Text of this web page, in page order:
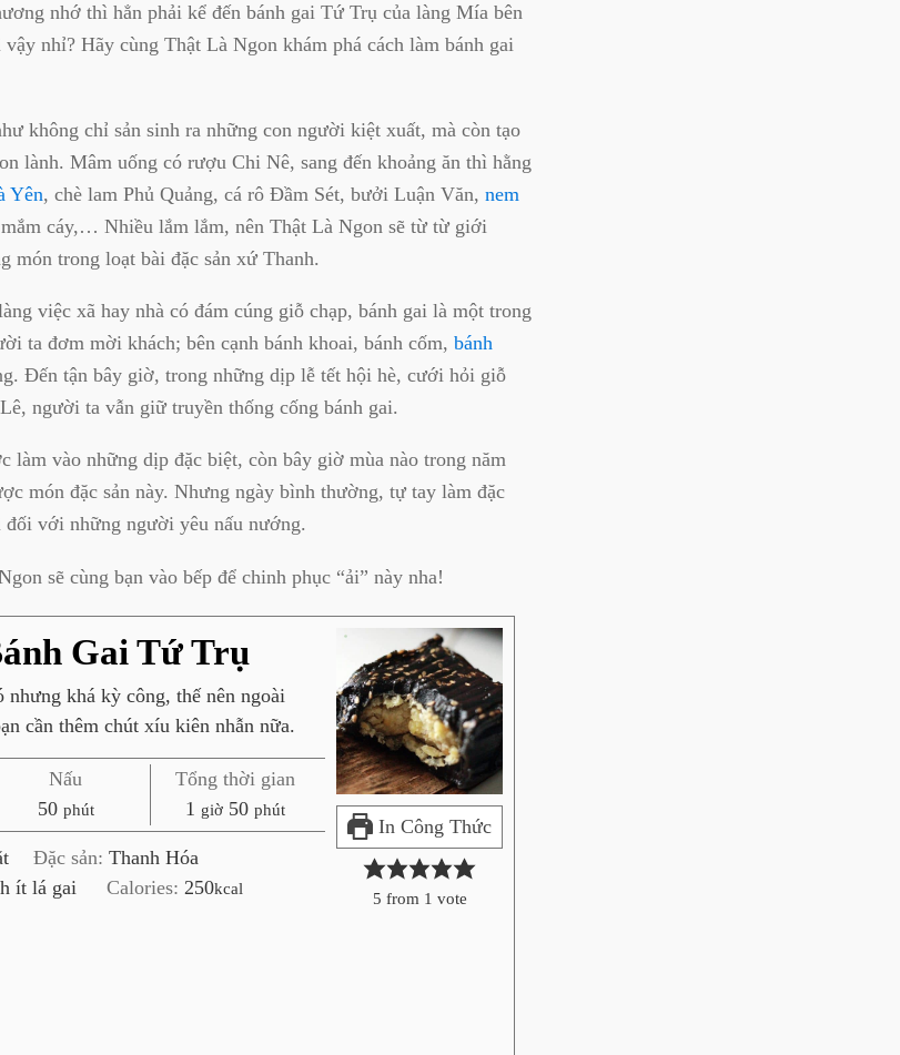
nhớ thì hẳn phải kể đến bánh gai Tứ Trụ của làng Mía bên
nhỉ? Hãy cùng Thật Là Ngon khám phá cách làm bánh gai
không chỉ sản sinh ra những con người kiệt xuất, mà còn tạo
lành. Mâm uống có rượu Chi Nê, sang đến khoảng ăn thì hằng
Yên, chè lam Phủ Quảng, cá rô Đầm Sét, bưởi Luận Văn, nem
cáy,… Nhiều lắm lắm, nên Thật Là Ngon sẽ từ từ giới
món trong loạt bài đặc sản xứ Thanh.
việc xã hay nhà có đám cúng giỗ chạp, bánh gai là một trong
ta đơm mời khách; bên cạnh bánh khoai, bánh cốm, bánh
Đến tận bây giờ, trong những dịp lễ tết hội hè, cưới hỏi giỗ
người ta vẫn giữ truyền thống cống bánh gai.
làm vào những dịp đặc biệt, còn bây giờ mùa nào trong năm
món đặc sản này. Nhưng ngày bình thường, tự tay làm đặc
với những người yêu nấu nướng.
sẽ cùng bạn vào bếp để chinh phục “ải” này nha!
In Công Thức
5 from 1 vote
Gai Tứ Trụ
khá kỳ công, thế nên ngoài
cần thêm chút xíu kiên nhẫn nữa.
Nấu
50p
h
ú
t
phút
Tổng thời gian
1 g
i
ờ
giờ 50p
h
phút
Đặc sản:Thanh Hóa
ít lá gai Calories: 250kcal